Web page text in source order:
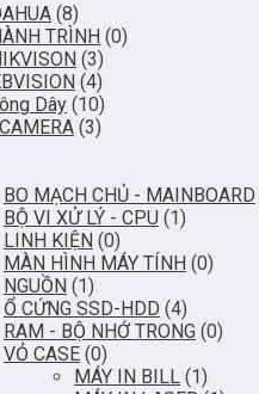
(8)
TRÌNH (0)
(3)
(4)
Dây (10)
(3)
BO MẠCH CHỦ - MAINBOARD
BỘ VI XỬ LÝ - CPU (1)
LINH KIỆN (0)
MÀN HÌNH MÁY TÍNH (0)
NGUỒN (1)
Ổ CỨNG SSD-HDD (4)
RAM - BỘ NHỚ TRONG (0)
VỎ CASE (0)
MÁY IN BILL (1)